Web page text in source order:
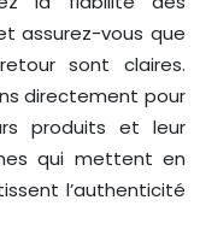
assurez-vous que
sont claires.
directement pour
produits et leur
qui mettent en
l’authenticité